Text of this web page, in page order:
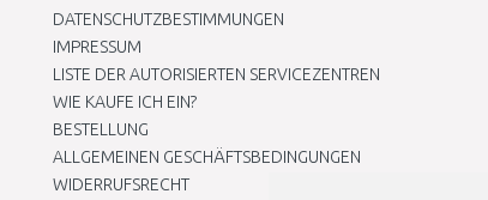
DATENSCHUTZBESTIMMUNGEN
IMPRESSUM
LISTE DER AUTORISIERTEN SERVICEZENTREN
WIE KAUFE ICH EIN?
BESTELLUNG
ALLGEMEINEN GESCHÄFTSBEDINGUNGEN
WIDERRUFSRECHT